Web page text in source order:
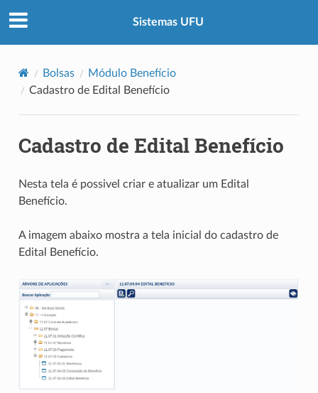
Sistemas UFU
Bolsas
Módulo Benefício
Cadastro de Edital Benefício
Cadastro de Edital Benefício
Nesta tela é possivel criar e atualizar um Edital
Benefício.
A imagem abaixo mostra a tela inicial do cadastro de
Edital Benefício.